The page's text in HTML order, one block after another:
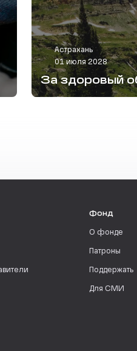
Астрахань
01 июля 2028
За здоровый
Фонд
О фонде
Патроны
Поддержать
Для СМИ